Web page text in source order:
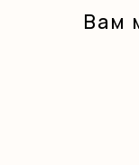
Вам